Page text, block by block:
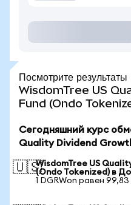
Посмотрите результаты
WisdomTree US
Fund (Ondo
Сегодняшний курс
Quality Dividend
🇺🇸WisdomTree US
(Ondo Tokenized) в
1 DGRWon равен 99,83